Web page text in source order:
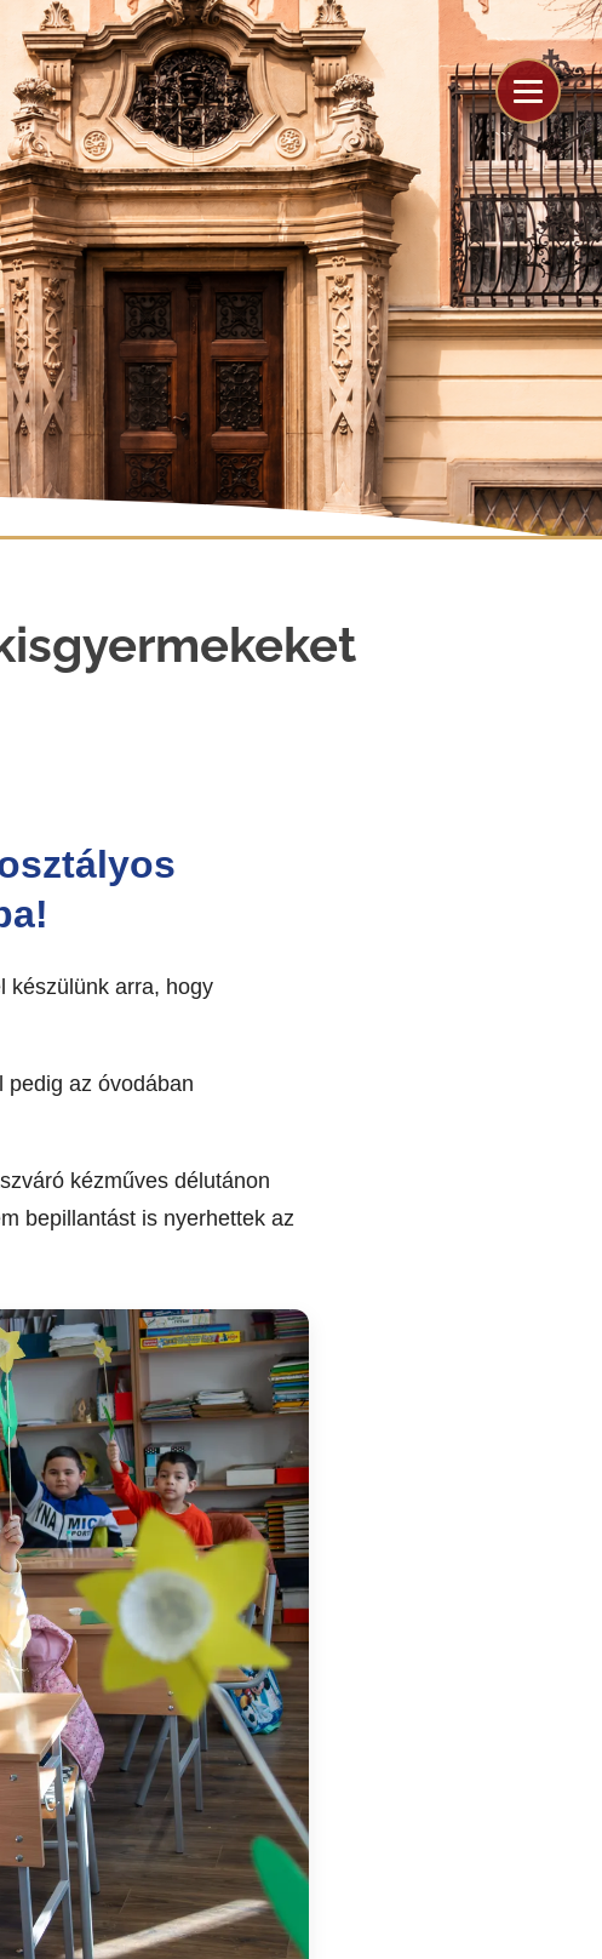
```
```
készülünk arra, hogy
pedig az óvodában
kézműves délutánon
bepillantást is nyerhettek az